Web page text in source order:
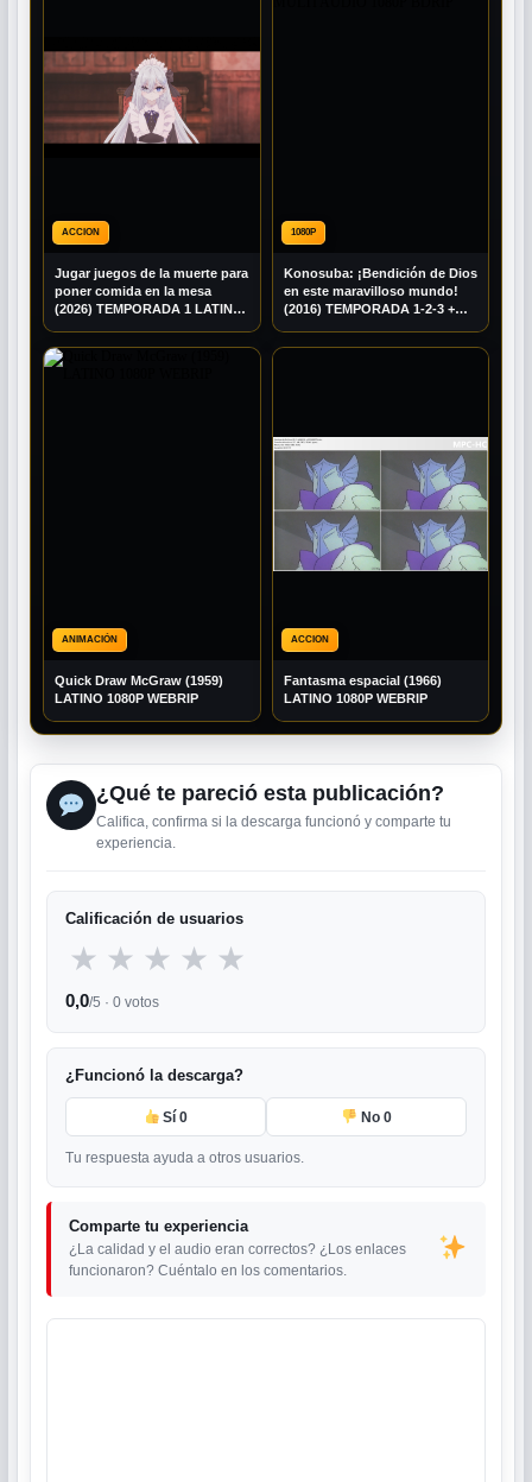
ACCION
Jugar juegos de la muerte para
poner comida en la mesa
(2026) TEMPORADA 1 LATINO
1080P
Konosuba: ¡Bendición de Dios
en este maravilloso mundo!
(2016) TEMPORADA 1-2-3 +
BDRIP
ANIMACIÓN
Quick Draw McGraw (1959)
LATINO 1080P WEBRIP
ACCION
Fantasma espacial (1966)
LATINO 1080P WEBRIP
¿Qué te pareció esta publicación?
Califica, confirma si la descarga funcionó y comparte tu
experiencia.
Calificación de usuarios
★ ★ ★ ★ ★
0,0/5 · 0 votos
¿Funcionó la descarga?
Sí0 No 0
Tu respuesta ayuda a otros usuarios.
Comparte tu experiencia
¿La calidad y el audio eran correctos? ¿Los enlaces
funcionaron? Cuéntalo en los comentarios.